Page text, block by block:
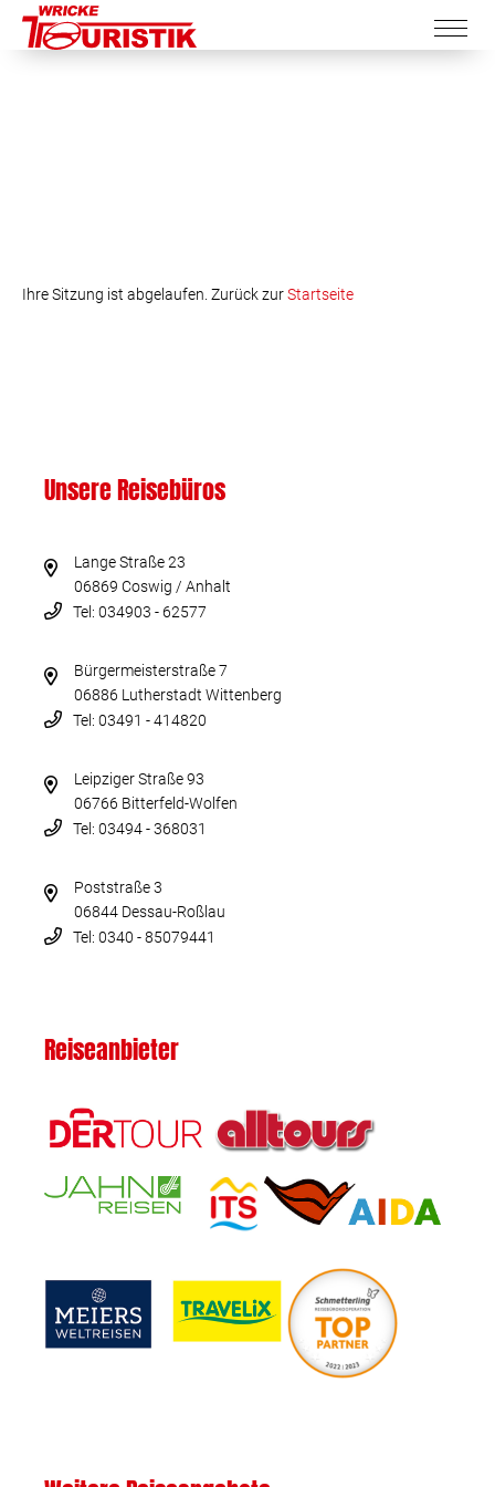
Ihre Sitzung ist abgelaufen. Zurück zurStartseite
Unsere Reisebüros
Lange Straße 23
06869 Coswig / Anhalt
Tel: 034903 - 62577
Bürgermeisterstraße 7
06886 Lutherstadt Wittenberg
Tel: 03491 - 414820
Leipziger Straße 93
06766 Bitterfeld-Wolfen
Tel: 03494 - 368031
Poststraße 3
06844 Dessau-Roßlau
Tel: 0340 - 85079441
Reiseanbieter